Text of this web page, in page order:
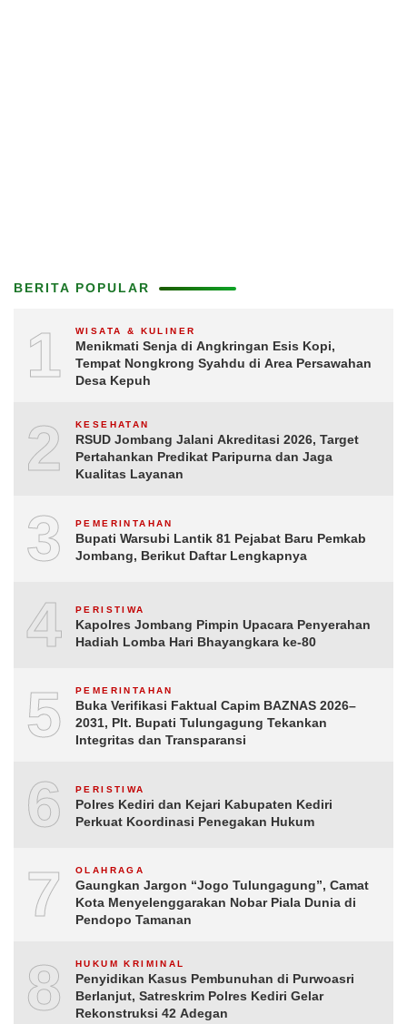
BERITA POPULAR
1 WISATA & KULINER
Menikmati Senja di Angkringan Esis Kopi,
Tempat Nongkrong Syahdu di Area Persawahan
Desa Kepuh
2 KESEHATAN
RSUD Jombang Jalani Akreditasi 2026, Target
Pertahankan Predikat Paripurna dan Jaga
Kualitas Layanan
3 PEMERINTAHAN
Bupati Warsubi Lantik 81 Pejabat Baru Pemkab
Jombang, Berikut Daftar Lengkapnya
4 PERISTIWA
Kapolres Jombang Pimpin Upacara Penyerahan
Hadiah Lomba Hari Bhayangkara ke-80
5 PEMERINTAHAN
Buka Verifikasi Faktual Capim BAZNAS 2026–
2031, Plt. Bupati Tulungagung Tekankan
Integritas dan Transparansi
6 PERISTIWA
Polres Kediri dan Kejari Kabupaten Kediri
Perkuat Koordinasi Penegakan Hukum
7 OLAHRAGA
Gaungkan Jargon “Jogo Tulungagung”, Camat
Kota Menyelenggarakan Nobar Piala Dunia di
Pendopo Tamanan
8 HUKUM KRIMINAL
Penyidikan Kasus Pembunuhan di Purwoasri
Berlanjut, Satreskrim Polres Kediri Gelar
Rekonstruksi 42 Adegan